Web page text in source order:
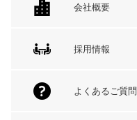
会社概要
採用情報
よくあるご質問